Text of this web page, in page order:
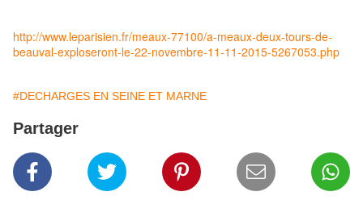
http://www.leparisien.fr/meaux-77100/a-meaux-deux-tours-de-
beauval-exploseront-le-22-novembre-11-11-2015-5267053.php
#DECHARGES EN SEINE ET MARNE
Partager